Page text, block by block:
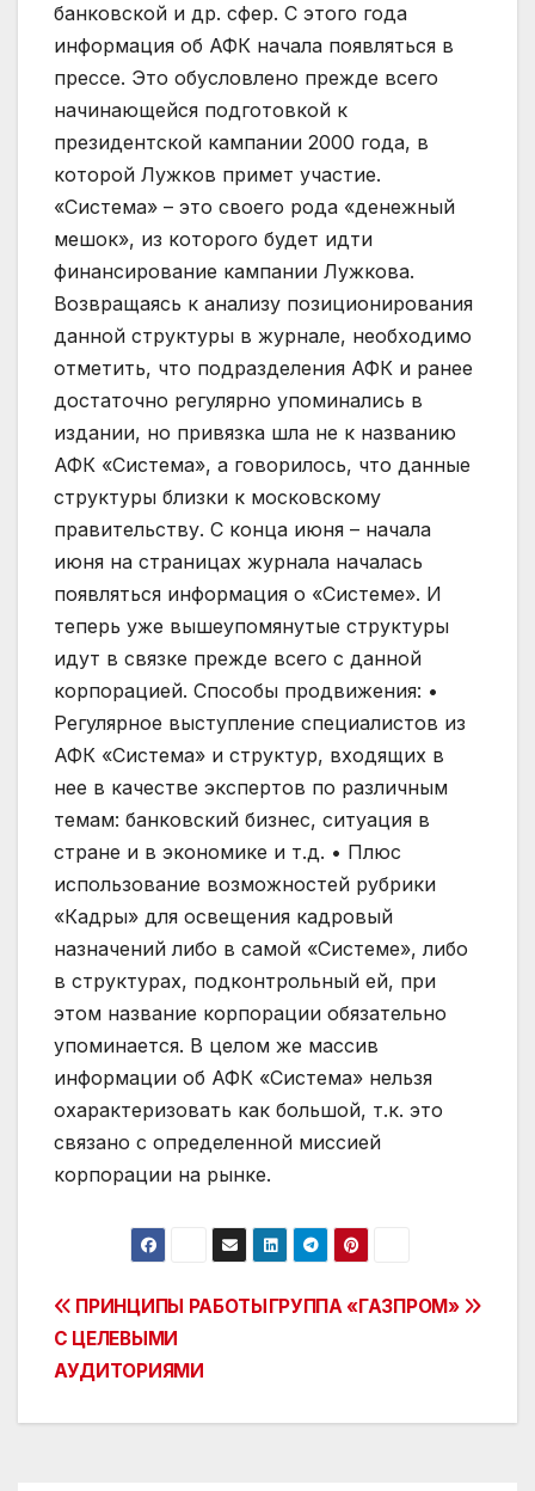
банковской и др. сфер. С этого года
информация об АФК начала появляться в
прессе. Это обусловлено прежде всего
начинающейся подготовкой к
президентской кампании 2000 года, в
которой Лужков примет участие.
«Система» – это своего рода «денежный
мешок», из которого будет идти
финансирование кампании Лужкова.
Возвращаясь к анализу позиционирования
данной структуры в журнале, необходимо
отметить, что подразделения АФК и ранее
достаточно регулярно упоминались в
издании, но привязка шла не к названию
АФК «Система», а говорилось, что данные
структуры близки к московскому
правительству. С конца июня – начала
июня на страницах журнала началась
появляться информация о «Системе». И
теперь уже вышеупомянутые структуры
идут в связке прежде всего с данной
корпорацией. Способы продвижения: •
Регулярное выступление специалистов из
АФК «Система» и структур, входящих в
нее в качестве экспертов по различным
темам: банковский бизнес, ситуация в
стране и в экономике и т.д. • Плюс
использование возможностей рубрики
«Кадры» для освещения кадровый
назначений либо в самой «Системе», либо
в структурах, подконтрольный ей, при
этом название корпорации обязательно
упоминается. В целом же массив
информации об АФК «Система» нельзя
охарактеризовать как большой, т.к. это
связано с определенной миссией
корпорации на рынке.
Post
navigation
ГРУППА «ГАЗПРОМ»
ПРИНЦИПЫ РАБОТЫ
С ЦЕЛЕВЫМИ
АУДИТОРИЯМИ